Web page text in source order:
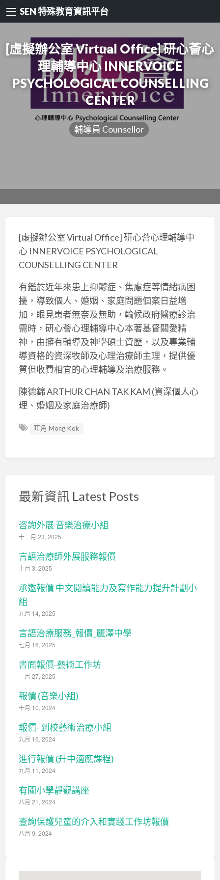
SEN 特殊教育資訊平台
[虛擬辦公室 Virtual Office] 研心薈心
理輔導中心 INNERVOICE
PSYCHOLOGICAL COUNSELLING
CENTER
輔導員 Counsellor
[虛擬辦公室 Virtual Office] 研心薈心理輔導中
心 INNERVOICE PSYCHOLOGICAL
COUNSELLING CENTER
有鑑於近年來患上抑鬱症、焦慮症等情緒病困
擾，導致個人、婚姻、家庭問題個案日益增
加，眼見患者無奈及無助，輪候政府醫療診治
需時，研心薈心理輔導中心本著基督關愛精
神，由擁有輔導及神學碩士資歷，以及專業輔
導資格的資深牧師及心理治療師主理，提供優
質但收費相宜的心理輔導及治療服務。
陳德錦 ARTHUR CHAN TAK KAM (資深個人心
理、婚姻及家庭治療師)
旺角 Mong Kok
最新資訊 Latest Posts
咨詢外展 音樂治療小組
十二月 23, 2025
言語治療師外展服務報價
十月 3, 2025
承邀報價 中文閱讀能力及寫作能力提升計劃小
組
九月 14, 2025
言語治療服務_報價_麗澤中學
七月 16, 2025
書面報價-藝術工作坊
一月 27, 2025
報價 (音樂小組)
十月 10, 2024
報價- 到校藝術治療小組
九月 16, 2024
進行報價 (升中適應課程)
九月 11, 2024
有關小學靜觀講座
八月 21, 2024
查詢保護兒童的介入和實踐工作坊報價
八月 9, 2024